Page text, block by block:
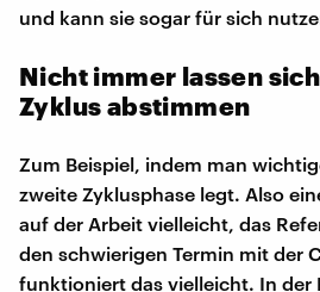
und kann sie sogar für sich
Nicht immer lassen
Zyklus abstimmen
Zum Beispiel, indem man
zweite Zyklusphase legt. Also
auf der Arbeit vielleicht, das
den schwierigen Termin mit der
funktioniert das vielleicht. In der